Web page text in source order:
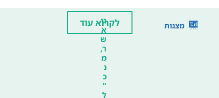
מצגות
גי
א
ש
ר,
מ
נ
כ
"
ל
לקרוא עוד